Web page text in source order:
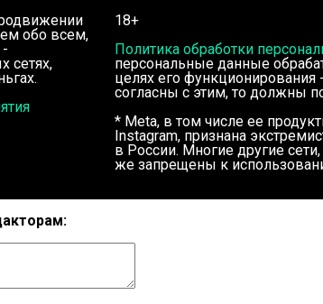
обо всем,
сетях,
18+
Политика обработки
персональные данные
целях его функционирования
согласны с этим, то должны
* Meta, в том числе ее
Instagram, признана
в России. Многие другие
же запрещены к